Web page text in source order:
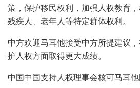
策，保护移民权利，加强人权教育，
残疾人、老年人等特定群体权利。
中方欢迎马耳他接受中方所提建议
护人权方面取得更大成绩。
中国中国支持人权理事会核可马耳他